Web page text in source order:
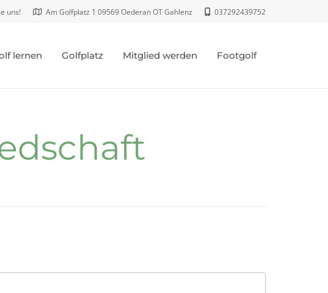
uns! Am Golfplatz 1 09569 Oederan OT Gahlenz 037292439752
lernen Golfplatz Mitglied werden Footgolf